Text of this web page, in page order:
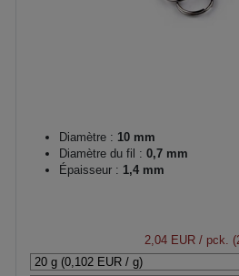
Diamètre : 10 mm
Diamètre du fil : 0,7 mm
Épaisseur : 1,4 mm
2,04 EUR / pck.